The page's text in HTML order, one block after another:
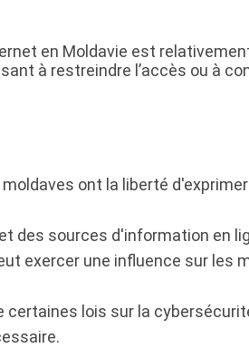
en Moldavie est
à restreindre l’accès ou à
ont la liberté
des sources d'information en
exercer une influence sur les
certaines lois sur la